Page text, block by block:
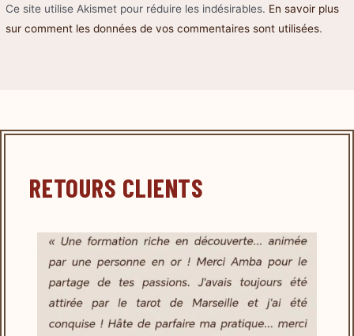
Ce site utilise Akismet pour réduire les indésirables. En savoir plus
sur comment les données de vos commentaires sont utilisées.
RETOURS CLIENTS